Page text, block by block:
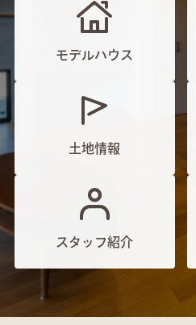
モデルハウス
土地情報
スタッフ紹介